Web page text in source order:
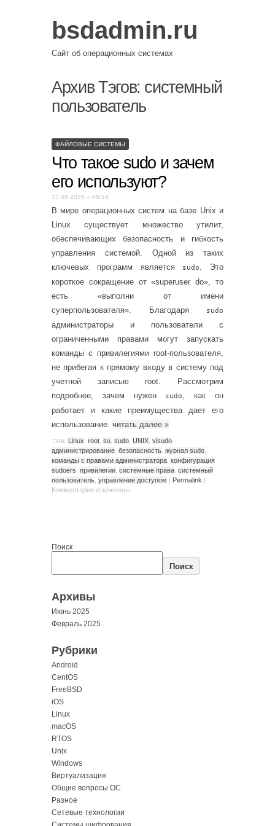
bsdadmin.ru
Сайт об операционных системах
Архив Тэгов: системный
пользователь
ФАЙЛОВЫЕ СИСТЕМЫ
Что такое sudo и зачем
его используют?
13.06.2025 – 05:16
В мире операционных систем на базе Unix и
Linux существует множество утилит,
обеспечивающих безопасность и гибкость
управления системой. Одной из таких
ключевых программ является
sudo. Это
короткое сокращение от «superuser do», то
есть «выполни от имени
суперпользователя». Благодаря
sudo
администраторы и пользователи с
ограниченными правами могут запускать
команды с привилегиями root-пользователя,
не прибегая к прямому входу в систему под
учетной записью root. Рассмотрим
подробнее, зачем нужен
sudo, как он
работает и какие преимущества дает его
использование. читать далее »
тэги: Linux root su sudo UNIX visudo
администрирование безопасность журнал sudo
команды с правами администратора конфигурация
sudoers привилегии системные права системный
пользователь управление доступом | Permalink |
Комментарии отключены
Поиск
Поиск
Архивы
Июнь 2025
Февраль 2025
Рубрики
Android
CentOS
FreeBSD
iOS
Linux
macOS
RTOS
Unix
Windows
Виртуализация
Общие вопросы ОС
Разное
Сетевые технологии